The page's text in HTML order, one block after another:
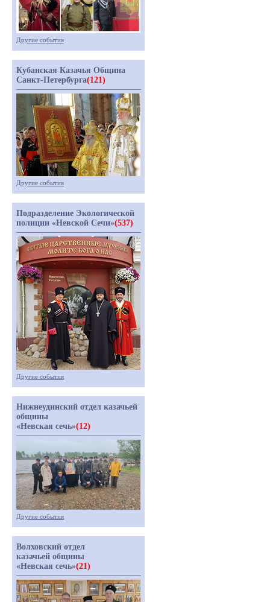
Другие события
Кубанская Казачья Община
Санкт-Петербурга(121)
Другие события
Подразделение Экологической
полиции «Невской Сечи»(537)
Другие события
Нижнеудинский отдел казачьей
общины
«Невская сечь»(12)
Другие события
Волховский отдел
казачьей общины
«Невская сечь»(21)